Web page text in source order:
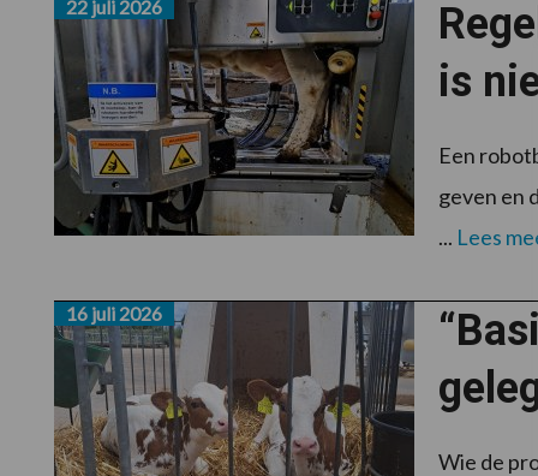
is
22 juli 2026
Een
geven en
... Lees
16 juli 2026
Wie de